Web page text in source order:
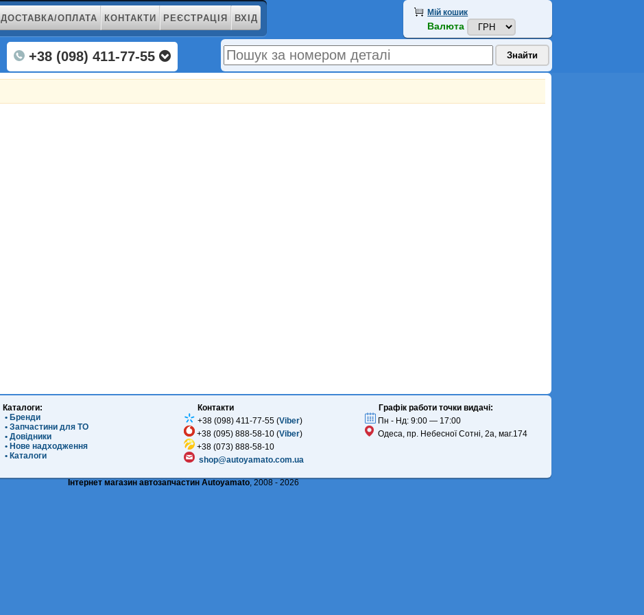
ДОСТАВКА/ОПЛАТА КОНТАКТИ РЕЄСТРАЦІЯ ВХІД
+38 (098) 411-77-55
Мій кошик
Валюта
Каталоги:
• Бренди
• Запчастини для ТО
• Довідники
• Нове надходження
• Каталоги
Контакти
+38 (098) 411-77-55 (Viber)
+38 (095) 888-58-10 (Viber)
+38 (073) 888-58-10
shop@autoyamato.com.ua
Графік работи точки видачі:
Пн - Нд: 9:00 — 17:00
Одеса, пр. Небесної Сотні, 2а, маг.174
Інтернет магазин автозапчастин Autoyamato, 2008 - 2026